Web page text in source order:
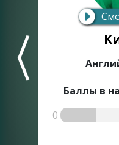
Баллы в
0